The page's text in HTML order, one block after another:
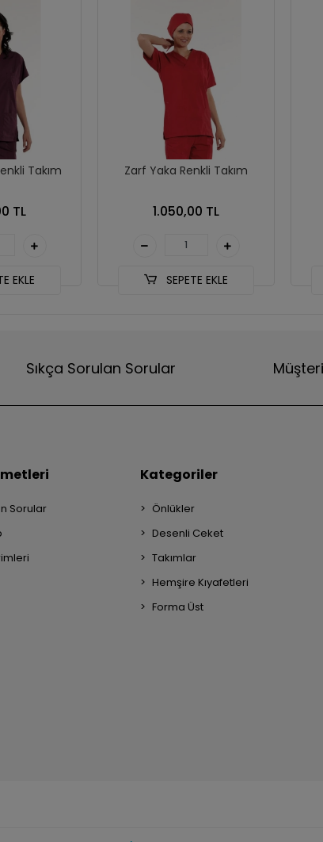
Takım
TL
EKLE
Zarf Yaka Renkli Takım
1.050,00 TL
SEPETE EKLE
Sıkça Sorulan Sorular
Sorular
Kategoriler
Önlükler
Desenli Ceket
Takımlar
Hemşire Kıyafetleri
Forma Üst